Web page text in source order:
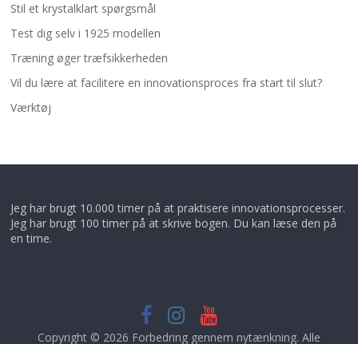
Stil et krystalklart spørgsmål
Test dig selv i 1925 modellen
Træning øger træfsikkerheden
Vil du lære at facilitere en innovationsproces fra start til slut?
Værktøj
Jeg har brugt 10.000 timer på at praktisere innovationsprocesser.
Jeg har brugt 100 timer på at skrive bogen. Du kan læse den på
en time.
Copyright © 2026 Forbedring gennem nytænkning. Alle